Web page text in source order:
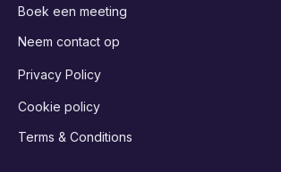
Boek een meeting
Neem contact op
Privacy Policy
Cookie policy
Terms & Conditions